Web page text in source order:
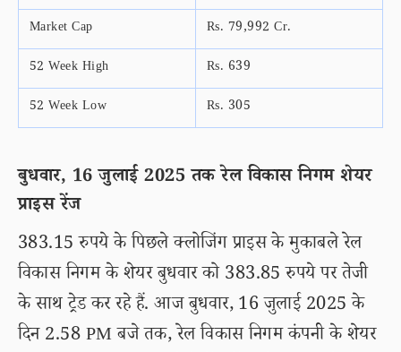
Market Cap
Rs. 79,992 Cr.
52 Week High
Rs. 639
52 Week Low
Rs. 305
बुधवार, 16 जुलाई 2025 तक रेल विकास निगम शेयर
प्राइस रेंज
383.15 रुपये के पिछले क्लोजिंग प्राइस के मुकाबले रेल
विकास निगम के शेयर बुधवार को 383.85 रुपये पर तेजी
के साथ ट्रेड कर रहे हैं. आज बुधवार, 16 जुलाई 2025 के
दिन 2.58 PM बजे तक, रेल विकास निगम कंपनी के शेयर